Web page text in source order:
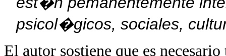
psicol�gicos, sociales,
El autor sostiene que es